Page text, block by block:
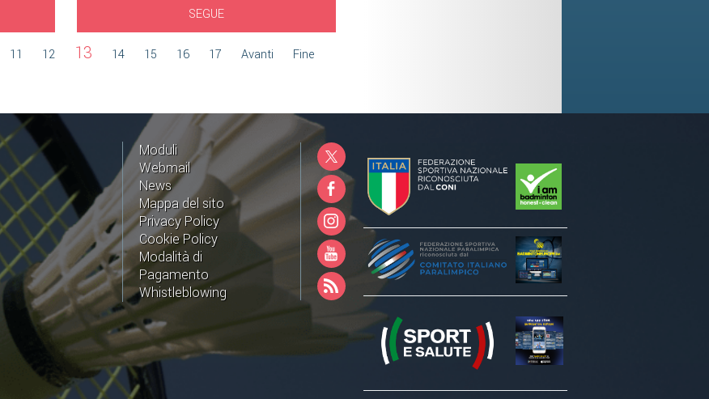
SEGUE
11 12 13 14 15 16 17 Avanti Fine
Moduli
Webmail
News
Mappa del sito
Privacy Policy
Cookie Policy
Modalità di
Pagamento
Whistleblowing